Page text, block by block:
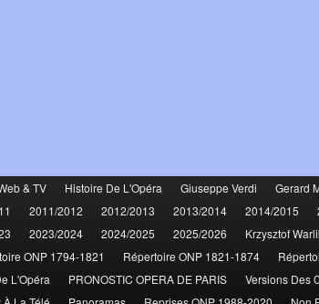
& TV Histoire De L'Opéra Giuseppe Verdi Gerard
2011/2012 2012/2013 2013/2014 2014/2015
2023/2024 2024/2025 2025/2026 Krzysztof
ONP 1794-1821 Répertoire ONP 1821-1874
L'Opéra PRONOSTIC OPERA DE PARIS Versions Des